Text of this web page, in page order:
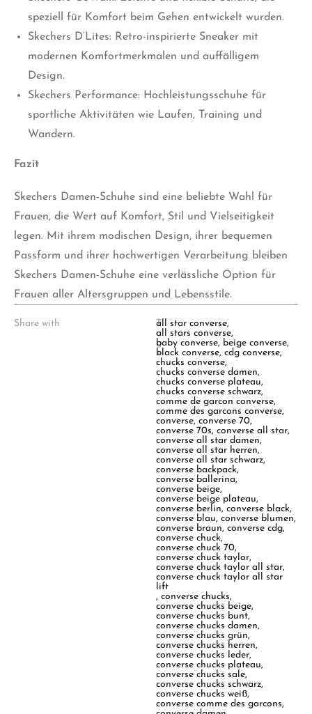
speziell für Komfort beim Gehen entwickelt wurden.
Skechers D’Lites: Retro-inspirierte Sneaker mit
modernen Komfortmerkmalen und auffälligem
Design.
Skechers Performance: Hochleistungsschuhe für
sportliche Aktivitäten wie Laufen, Training und
Wandern.
Fazit
Skechers Damen-Schuhe sind eine beliebte Wahl für
Frauen, die Wert auf Komfort, Stil und Vielseitigkeit
legen. Mit ihrem modischen Design, ihrer bequemen
Passform und ihrer hochwertigen Verarbeitung bleiben
Skechers Damen-Schuhe eine verlässliche Option für
Frauen aller Altersgruppen und Lebensstile.
Share with
T
a
g
s
:
all star converse,
all stars converse,
baby converse, beige converse,
black converse,cdg converse,
chucks converse,
chucks converse damen,
chucks converse plateau,
chucks converse schwarz,
comme de garcon converse,
comme des garcons converse,
converse,converse 70,
converse 70s,converse all star,
converse all star damen,
converse all star herren,
converse all star schwarz,
converse backpack,
converse ballerina,
converse beige,
converse beige plateau,
converse berlin,converse black,
converse blau,converse blumen,
converse braun,converse cdg,
converse chuck,
converse chuck 70,
converse chuck taylor,
converse chuck taylor all star,
converse chuck taylor all star
lift
,converse chucks,
converse chucks beige,
converse chucks bunt,
converse chucks damen,
converse chucks grün,
converse chucks herren,
converse chucks leder,
converse chucks plateau,
converse chucks sale,
converse chucks schwarz,
converse chucks weiß,
converse comme des garcons,